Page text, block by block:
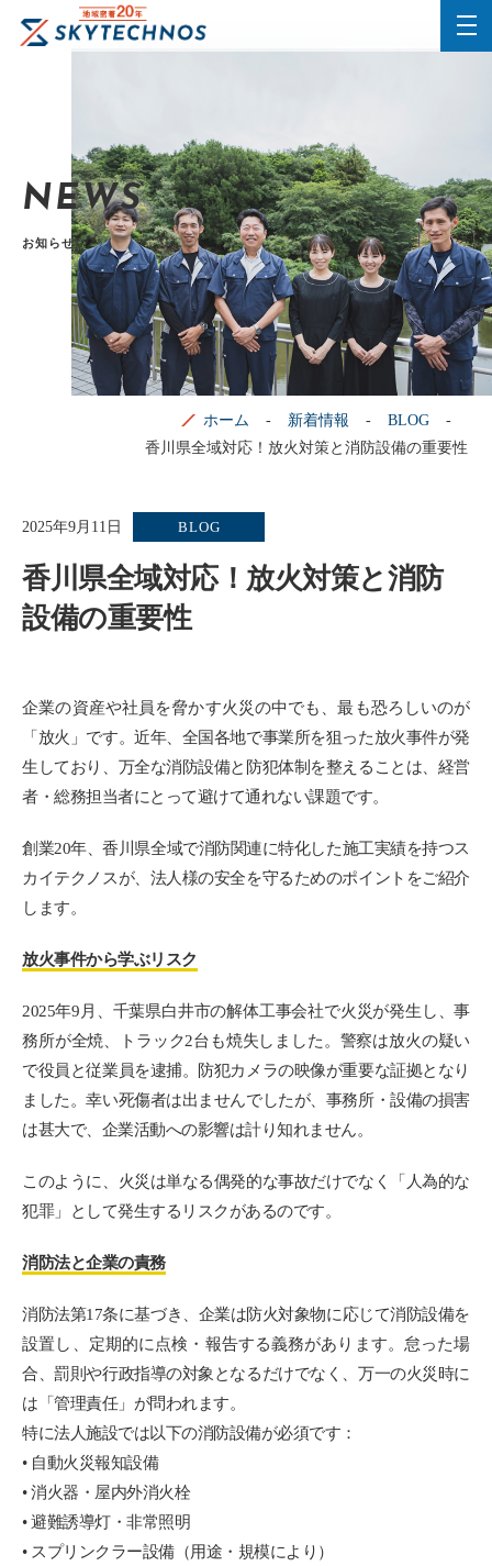
NEWS
お知らせ
ホーム 新着情報
BLOG
香川県全域対応！放火対策と消防設備の重要性
2025年9月11日 BLOG
香川県全域対応！放火対策と消防
設備の重要性
企業の資産や社員を脅かす火災の中でも、最も恐ろしいのが
「放火」です。近年、全国各地で事業所を狙った放火事件が発
生しており、万全な消防設備と防犯体制を整えることは、経営
者・総務担当者にとって避けて通れない課題です。
創業20年、香川県全域で消防関連に特化した施工実績を持つス
カイテクノスが、法人様の安全を守るためのポイントをご紹介
します。
放火事件から学ぶリスク
2025年9月、千葉県白井市の解体工事会社で火災が発生し、事
務所が全焼、トラック2台も焼失しました。警察は放火の疑い
で役員と従業員を逮捕。防犯カメラの映像が重要な証拠となり
ました。幸い死傷者は出ませんでしたが、事務所・設備の損害
は甚大で、企業活動への影響は計り知れません。
このように、火災は単なる偶発的な事故だけでなく「人為的な
犯罪」として発生するリスクがあるのです。
消防法と企業の責務
消防法第17条に基づき、企業は防火対象物に応じて消防設備を
設置し、定期的に点検・報告する義務があります。怠った場
合、罰則や行政指導の対象となるだけでなく、万一の火災時に
は「管理責任」が問われます。
特に法人施設では以下の消防設備が必須です：
• 自動火災報知設備
• 消火器・屋内外消火栓
• 避難誘導灯・非常照明
• スプリンクラー設備（用途・規模により）